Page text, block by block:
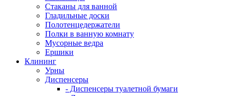
Стаканы для ванной
Гладильные доски
Полотенцедержатели
Полки в ванную комнату
Мусорные ведра
Ершики
Клининг
Урны
Диспенсеры
- Диспенсеры туалетной бумаги